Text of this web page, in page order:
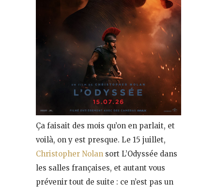
Ça faisait des mois qu’on en parlait, et
voilà, on y est presque. Le 15 juillet,
Christopher Nolan sort L’Odyssée dans
les salles françaises, et autant vous
prévenir tout de suite : ce n’est pas un